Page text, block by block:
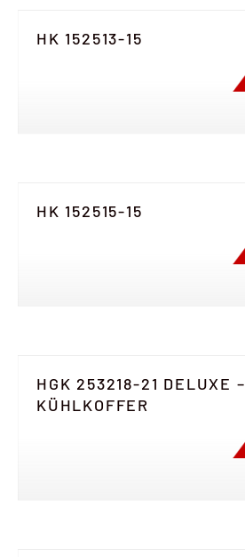
HK 152513-15
HK 152515-15
HGK 253218-21 DELUXE –
KÜHLKOFFER